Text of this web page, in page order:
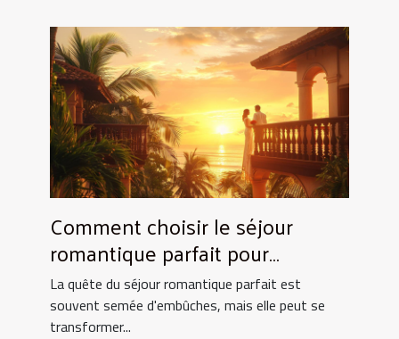
Comment choisir le séjour
romantique parfait pour
surprendre votre partenaire
La quête du séjour romantique parfait est
souvent semée d'embûches, mais elle peut se
transformer...